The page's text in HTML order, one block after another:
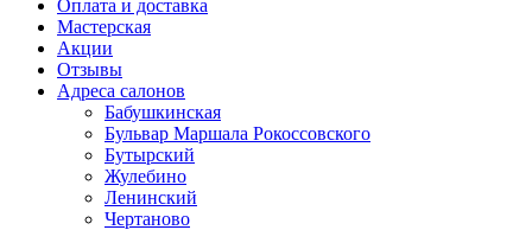
Оплата и доставка
Мастерская
Акции
Отзывы
Адреса салонов
Бабушкинская
Бульвар Маршала Рокоссовского
Бутырский
Жулебино
Ленинский
Чертаново